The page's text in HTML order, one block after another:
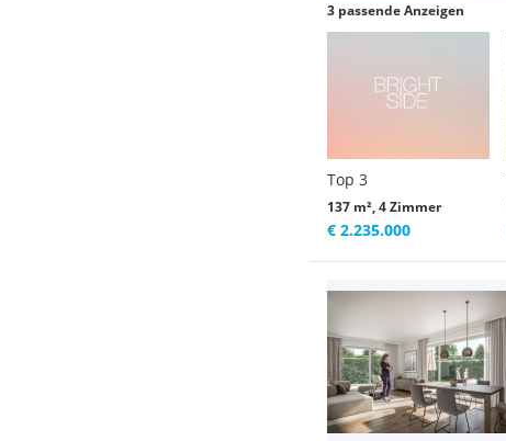
3 passende Anzeigen
Top 3
137 m², 4 Zimmer
€ 2.235.000